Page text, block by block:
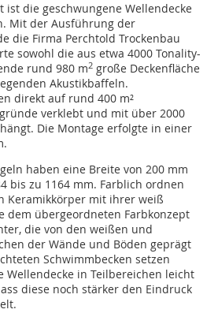
ist die geschwungene Wellendecke
Mit der Ausführung der
die Firma Perchtold Trockenbau
sowohl die aus etwa 4000 Tonality-
rund 980 m2 große Deckenfläche
Akustikbaffeln.
direkt auf rund 400 m²
verklebt und mit über 2000
Die Montage erfolgte in einer
haben eine Breite von 200 mm
bis zu 1164 mm. Farblich ordnen
Keramikkörper mit ihrer weiß
dem übergeordneten Farbkonzept
die von den weißen und
der Wände und Böden geprägt
Schwimmbecken setzen
Wellendecke in Teilbereichen leicht
diese noch stärker den Eindruck